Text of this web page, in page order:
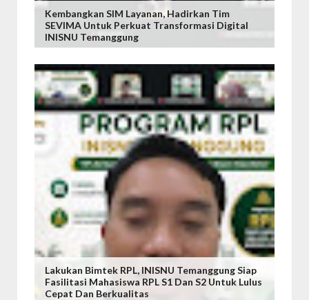
Kembangkan SIM Layanan, Hadirkan Tim
SEVIMA Untuk Perkuat Transformasi Digital
INISNU Temanggung
Lakukan Bimtek RPL, INISNU Temanggung Siap
Fasilitasi Mahasiswa RPL S1 Dan S2 Untuk Lulus
Cepat Dan Berkualitas